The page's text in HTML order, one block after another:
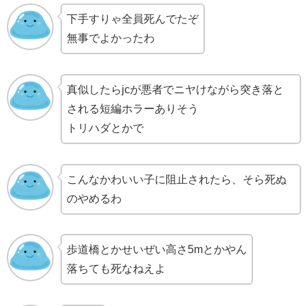
下手すりゃ全員死んでたぞ
無事でよかったわ
真似したらjcが悪者でニヤけながら突き落と
される短編ホラーありそう
トリハダとかで
こんなかわいい子に阻止されたら、そら死ぬ
のやめるわ
歩道橋とかせいぜい高さ5mとかやん
落ちても死なねえよ